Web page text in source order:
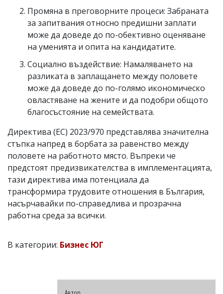
Промяна в преговорните процеси: Забраната
за запитвания относно предишни заплати
може да доведе до по-обективно оценяване
на уменията и опита на кандидатите.
Социално въздействие: Намаляването на
разликата в заплащането между половете
може да доведе до по-голямо икономическо
овластяване на жените и да подобри общото
благосъстояние на семействата.
Директива (ЕС) 2023/970 представлява значителна
стъпка напред в борбата за равенство между
половете на работното място. Въпреки че
предстоят предизвикателства в имплементацията,
тази директива има потенциала да
трансформира трудовите отношения в България,
насърчавайки по-справедлива и прозрачна
работна среда за всички.
В категории: Бизнес ЮГ